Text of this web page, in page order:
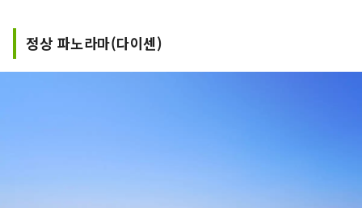
정상 파노라마(다이센)